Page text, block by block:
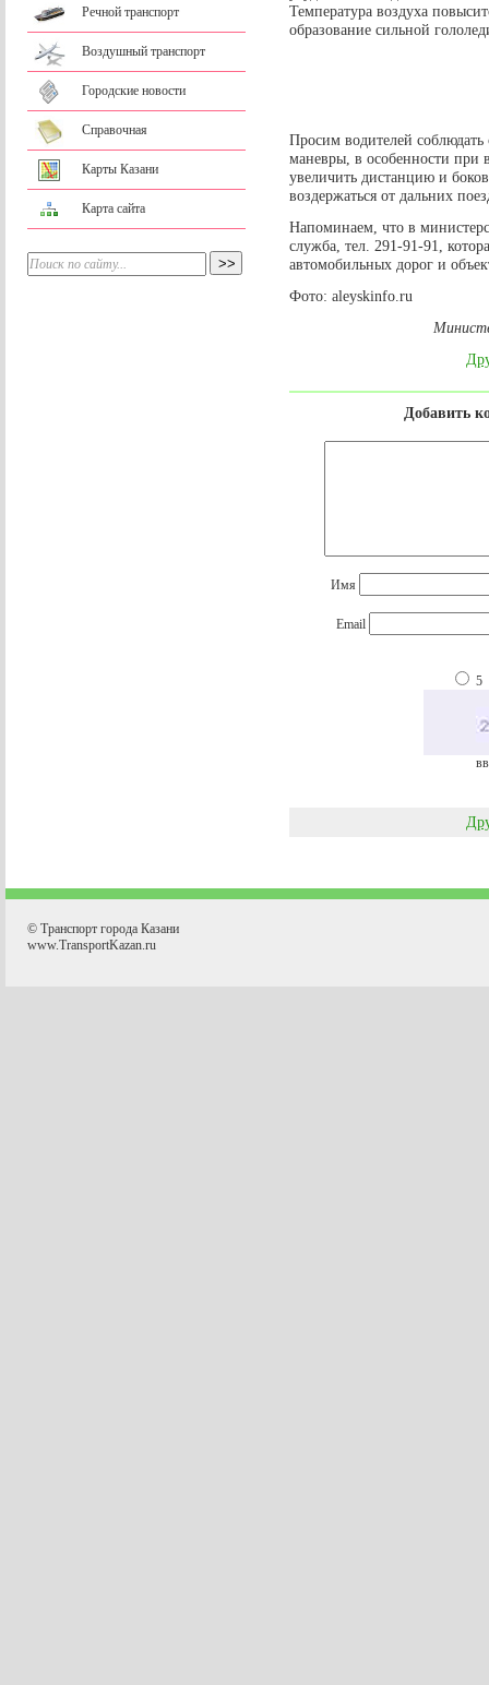
Речной транспорт
Воздушный транспорт
Городские новости
Справочная
Карты Казани
Карта сайта
Температура воздуха
образование сильной
Просим водителей
маневры, в особенности при
увеличить дистанцию и
воздержаться от дальних
Напоминаем, что в
служба, тел. 291-91-91,
автомобильных дорог и
Фото: aleyskinfo.ru
Добавить
Имя
Email
5
© Транспорт города Казани
www.TransportKazan.ru